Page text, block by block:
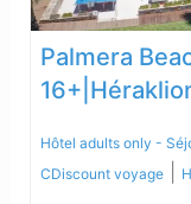
Palmera
Hôtel adults only -
CDiscount voyage|